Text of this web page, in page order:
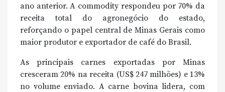
ano anterior. A commodity respondeu por 70% da
receita total do agronegócio do estado,
reforçando o papel central de Minas Gerais como
maior produtor e exportador de café do Brasil.
As principais carnes exportadas por Minas
cresceram 20% na receita (US$ 247 milhões) e 13%
no volume enviado. A carne bovina lidera, com